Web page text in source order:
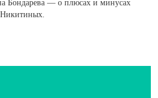
Бондарева — о плюсах и минусах
Никитиных.